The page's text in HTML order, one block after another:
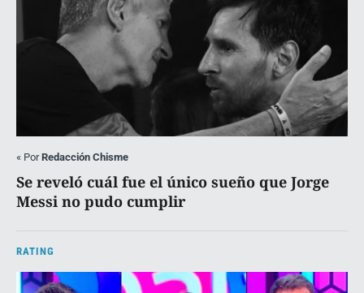
« PorRedacción Chisme
Se reveló cuál fue el único sueño que Jorge
Messi no pudo cumplir
RATING